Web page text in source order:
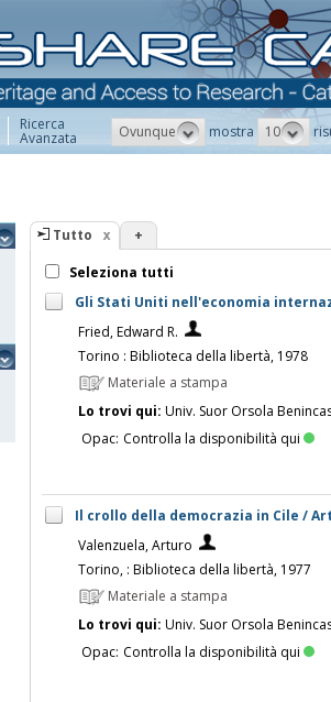
Ricerca
Avanzata Ovunque mostra 10
Tutto +
Seleziona tutti
Gli Stati Uniti nell'economia
Fried, Edward R.
Torino : Biblioteca della libertà, 1978
Materiale a stampa
Lo trovi qui: Univ. Suor Orsola
Opac: Controlla la disponibilità qui
Il crollo della democrazia in Cile /
Valenzuela, Arturo
Torino, : Biblioteca della libertà, 1977
Materiale a stampa
Lo trovi qui: Univ. Suor Orsola
Opac: Controlla la disponibilità qui